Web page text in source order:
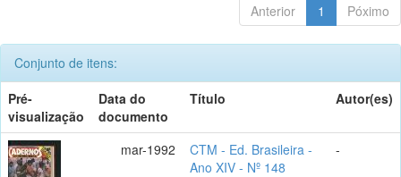
Anterior 1 Póximo
Conjunto de itens:
Pré-
visualização
Data do
documento
Título Autor(es)
mar-1992
CTM - Ed. Brasileira -
Ano XIV - Nº 148
-